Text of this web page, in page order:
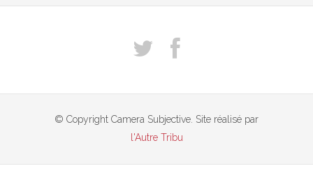
© Copyright Camera Subjective. Site réalisé par
l'Autre Tribu